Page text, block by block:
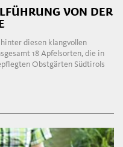
VON DER
diesen klangvollen
18 Apfelsorten, die in
Obstgärten Südtirols